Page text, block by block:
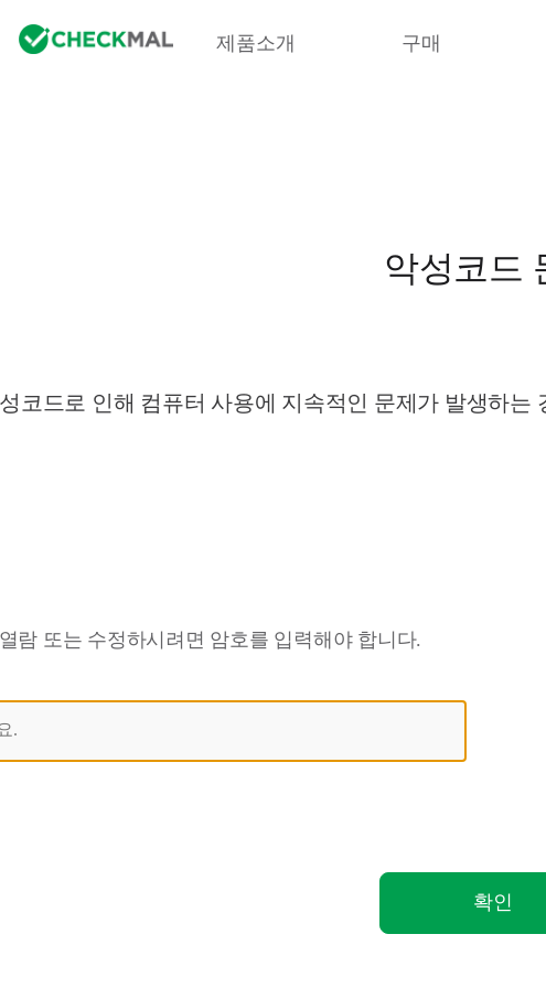
제품소개 구매
악성코드
코드로 인해 컴퓨터 사용에 지속적인 문제가 발생하는
람 또는 수정하시려면 암호를 입력해야 합니다.